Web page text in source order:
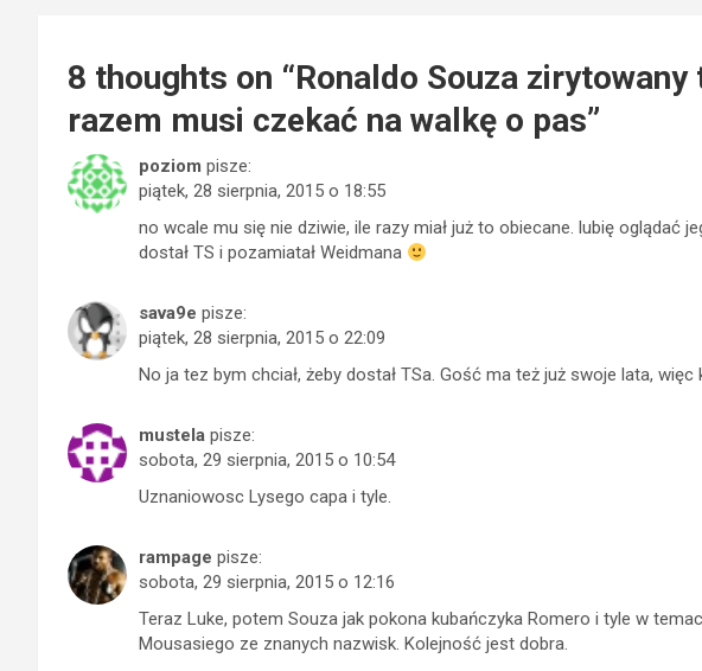
8 thoughts on “Ronaldo Souza
razem musi czekać na walkę o pas”
poziom pisze:
piątek, 28 sierpnia, 2015 o 18:55
no wcale mu się nie dziwie, ile razy miał już to obiecane. lubię oglądać
dostał TS i pozamiatał Weidmana
sava9e pisze:
piątek, 28 sierpnia, 2015 o 22:09
No ja tez bym chciał, żeby dostał TSa. Gość ma też już swoje lata, więc
mustela pisze:
sobota, 29 sierpnia, 2015 o 10:54
Uznaniowosc Lysego capa i tyle.
rampage pisze:
sobota, 29 sierpnia, 2015 o 12:16
Teraz Luke, potem Souza jak pokona kubańczyka Romero i tyle w
Mousasiego ze znanych nazwisk. Kolejność jest dobra.